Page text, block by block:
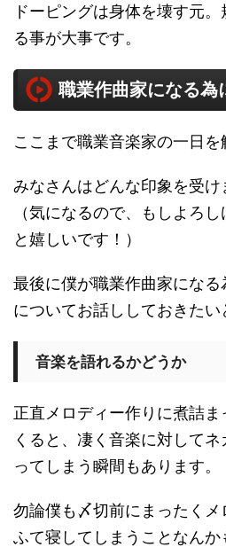
ドーピングは身体を壊す元
る事が大事です。
職業作曲家になる為
ここまで職業音楽家の一日を
みなさんはどんな印象を受け
（気になるので、もしよろ
と嬉しいです！）
最後に僕が職業作曲家にな
についてお話ししておきたい
音楽を語れるかどうか
正直メロディー作りに煮詰
くると、凄く音楽に対して
ってしまう瞬間もあります。
勿論僕も〆切前にまったくメ
ふて寝してしまうことなん